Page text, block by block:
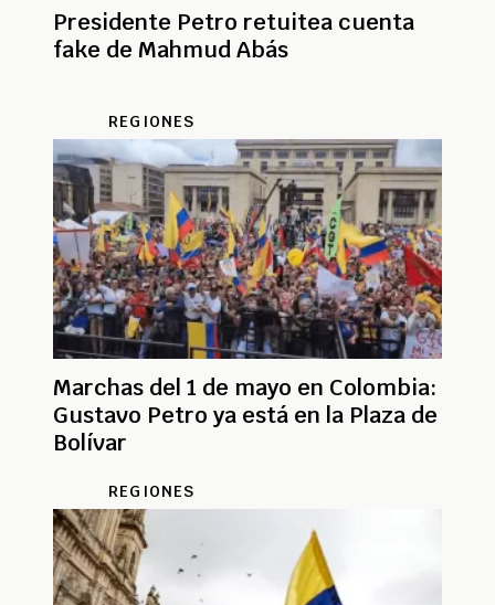
Presidente Petro retuitea cuenta
fake de Mahmud Abás
REGIONES
Marchas del 1 de mayo en Colombia:
Gustavo Petro ya está en la Plaza de
Bolívar
REGIONES